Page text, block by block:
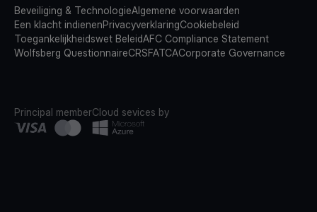
Beveiliging & TechnologieAlgemene voorwaarden
Een klacht indienenPrivacyverklaringCookiebeleid
Toegankelijkheidswet BeleidAFC Compliance Statement
Wolfsberg QuestionnaireCRSFATCACorporate Governance
Principal memberCloud sevices by